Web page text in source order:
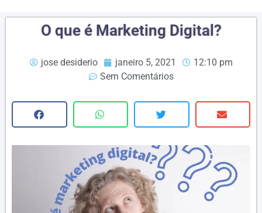
O que é Marketing Digital?
jose desiderio janeiro 5, 2021
12:10 pm
Sem Comentários